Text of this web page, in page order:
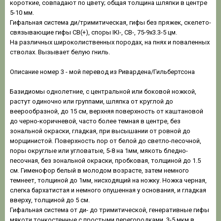
короткие, совпадают по цвету; общая толщина шляпки в центре
5-10 мм.
Гифальная система ди/тримитическая, гифы без пряжек, скелето-
связывающие гифы СВ(+), споры IKI-, СВ-, 75-9x3.3-5 цм.
На различных широколиственных породах, на пнях и поваленных
стволах. Вызывает белую гниль.
Описание номер 3 - мой перевод из Ривардена/Гильбертсона
Базидиомы однолетние, с центральной или боковой ножкой,
растут одиночно или группами, шляпка от круглой до
веерообразной, до 15 см, верхняя поверхность от каштановой
до черно-коричневой, часто более темная в центре, без
зональной окраски, гладкая, при высышании от ровной до
морщинистой. Поверхность пор от белой до светло-песочной,
поры округлые или угловатые, 5-8 на 1мм, мякоть бледно-
песочная, без зональной окраски, пробковая, толщиной до 1.5
см. Гименофор белый в молодом возрасте, затем немного
темнеет, толщиной до 1мм, нисходящий на ножку. Ножка черная,
слегка бархатистая и немного опушенная у основания, и гладкая
вверху, толщиной до 5 см.
Гифальная система от ди- до тримитической, генеративные гифы